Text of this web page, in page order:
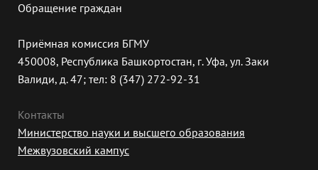
Обращение граждан
Приёмная комиссия БГМУ
450008, Республика Башкортостан, г. Уфа, ул. Заки
Валиди, д. 47; тел: 8 (347) 272-92-31
Контакты
Министерство науки и высшего образования
Межвузовский кампус